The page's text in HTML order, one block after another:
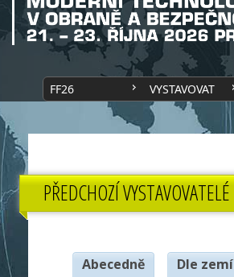
FF26 VYSTAVOVAT
PŘEDCHOZÍ VYSTAVOVATELÉ
Abecedně Dle zemí